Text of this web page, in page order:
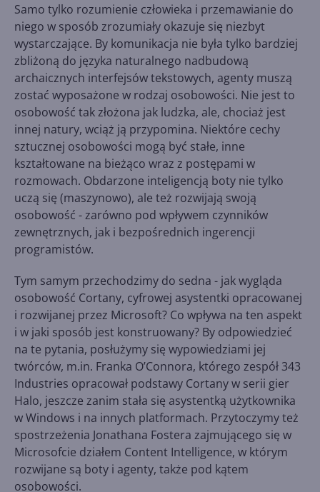
Samo tylko rozumienie człowieka i przemawianie do
niego w sposób zrozumiały okazuje się niezbyt
wystarczające. By komunikacja nie była tylko bardziej
zbliżoną do języka naturalnego nadbudową
archaicznych interfejsów tekstowych, agenty muszą
zostać wyposażone w rodzaj osobowości. Nie jest to
osobowość tak złożona jak ludzka, ale, chociaż jest
innej natury, wciąż ją przypomina. Niektóre cechy
sztucznej osobowości mogą być stałe, inne
kształtowane na bieżąco wraz z postępami w
rozmowach. Obdarzone inteligencją boty nie tylko
uczą się (maszynowo), ale też rozwijają swoją
osobowość - zarówno pod wpływem czynników
zewnętrznych, jak i bezpośrednich ingerencji
programistów.
Tym samym przechodzimy do sedna - jak wygląda
osobowość Cortany, cyfrowej asystentki opracowanej
i rozwijanej przez Microsoft? Co wpływa na ten aspekt
i w jaki sposób jest konstruowany? By odpowiedzieć
na te pytania, posłużymy się wypowiedziami jej
twórców, m.in. Franka O’Connora, którego zespół 343
Industries opracował podstawy Cortany w serii gier
Halo, jeszcze zanim stała się asystentką użytkownika
w Windows i na innych platformach. Przytoczymy też
spostrzeżenia Jonathana Fostera zajmującego się w
Microsofcie działem Content Intelligence, w którym
rozwijane są boty i agenty, także pod kątem
osobowości.